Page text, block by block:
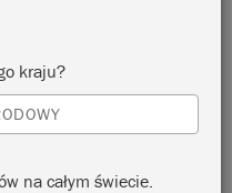
WALL IN
kraju?
na całym świecie.